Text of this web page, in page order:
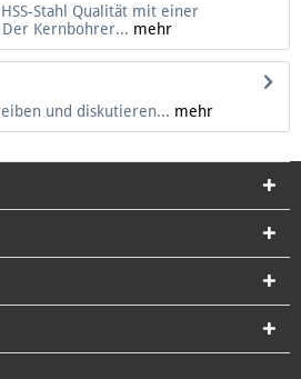
Stahl Qualität mit einer
Kernbohrer... mehr
und diskutieren... mehr